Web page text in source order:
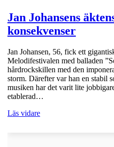
Jan Johansens
konsekvenser
Jan Johansen, 56, fick ett
Melodifestivalen med balladen
hårdrockskillen med den
storm. Därefter var han en stabil
musiken har det varit lite
etablerad…
Läs vidare